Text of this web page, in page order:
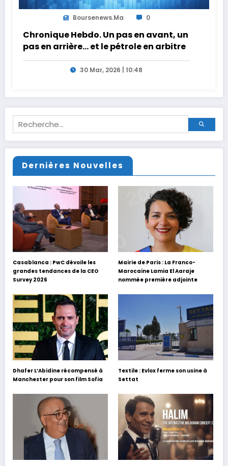
Boursenews.ma 0
Chronique Hebdo. Un pas en avant, un
pas en arrière… et le pétrole en arbitre
30 Mar, 2026 | 10:48
Dernières Nouvelles
Casablanca : PwC dévoile les
grandes tendances de la CEO
Survey 2026
Mairie de Paris : La Franco-
Marocaine Lamia El Aaraje
nommée première adjointe
Dhafer L’Abidine récompensé à
Manchester pour son film Sofia
Textile : Evlox ferme son usine à
Settat